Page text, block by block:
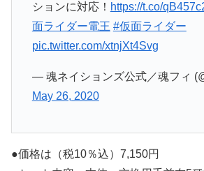
ションに対応！ https://t.co/
面ライダー電王 #仮面ライダー
pic.twitter.com/xtnjXt4Svg
— 魂ネイションズ公式／魂フィ
May 26, 2020
●価格は（税10％込）7,150円